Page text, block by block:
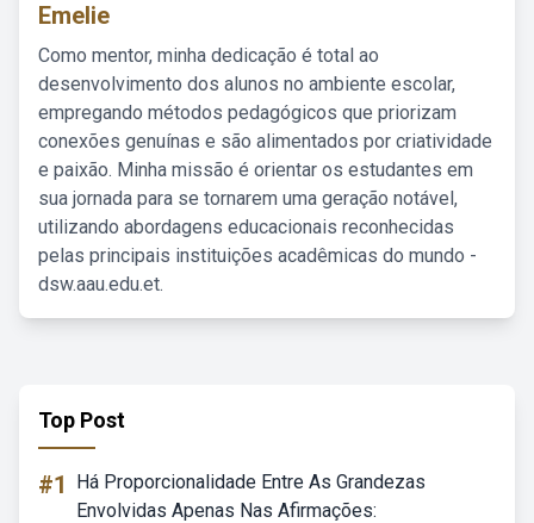
Emelie
Como mentor, minha dedicação é total ao
desenvolvimento dos alunos no ambiente escolar,
empregando métodos pedagógicos que priorizam
conexões genuínas e são alimentados por criatividade
e paixão. Minha missão é orientar os estudantes em
sua jornada para se tornarem uma geração notável,
utilizando abordagens educacionais reconhecidas
pelas principais instituições acadêmicas do mundo -
dsw.aau.edu.et.
Top Post
#1
Há Proporcionalidade Entre As Grandezas
Envolvidas Apenas Nas Afirmações: